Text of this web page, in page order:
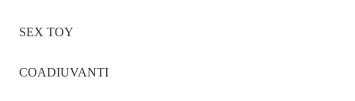
SEX TOY
COADIUVANTI